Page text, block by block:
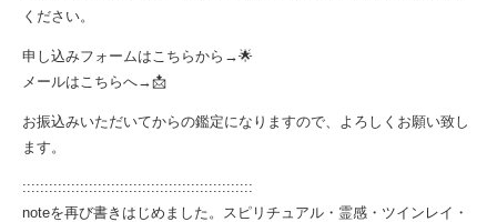
ください。
申し込みフォームはこちらから→🌟
メールはこちらへ→📩
お振込みいただいてからの鑑定になりますので、よろしくお願い致し
ます。
::::::::::::::::::::::::::::::::::::::::::::::::::::
noteを再び書きはじめました。スピリチュアル・霊感・ツインレイ・